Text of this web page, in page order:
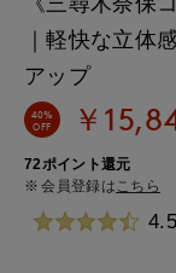
｜軽快な立体
アップ
40%
OFF
￥
72ポイント還元
会員登録はこちら
4.5